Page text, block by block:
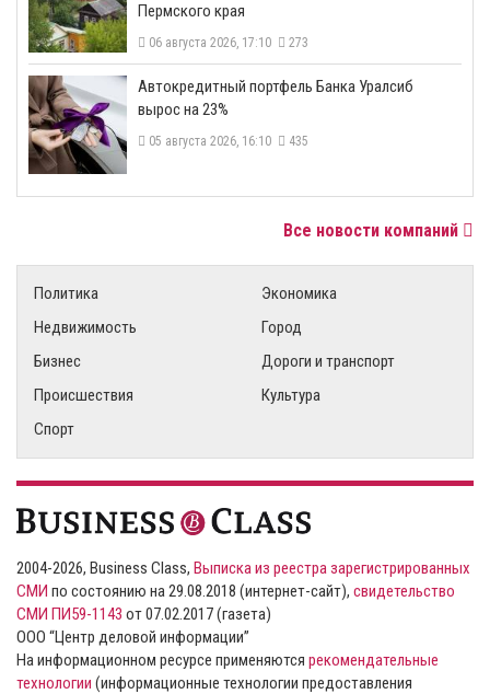
Пермского края
06 августа 2026, 17:10 273
​Автокредитный портфель Банка Уралсиб
вырос на 23%
05 августа 2026, 16:10 435
Все новости компаний
Политика
Экономика
Недвижимость
Город
Бизнес
Дороги и транспорт
Происшествия
Культура
Спорт
2004-2026, Business Class, Выписка из реестра зарегистрированных
СМИ по состоянию на 29.08.2018 (интернет-сайт), свидетельство
СМИ ПИ59-1143 от 07.02.2017 (газета)
ООО “Центр деловой информации”
На информационном ресурсе применяются рекомендательные
технологии (информационные технологии предоставления